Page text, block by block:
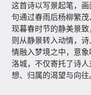
这首诗以写景起笔，
句通过春雨后杨柳繁
现暮春时节的静美景
则从静景转入动情，
情融入梦境之中，意
洛城，不仅寄托了诗
想、归属的渴望与向往